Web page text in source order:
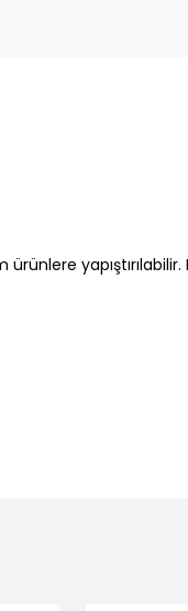
yapıştırılabilir.